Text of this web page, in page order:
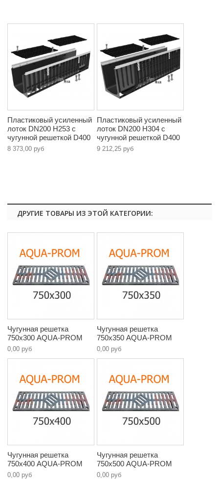
Пластиковый усиленный
лоток DN200 H253 с
чугунной решеткой D400
8 373,00 руб
Пластиковый усиленный
лоток DN200 H304 с
чугунной решеткой D400
9 212,25 руб
ДРУГИЕ ТОВАРЫ ИЗ ЭТОЙ КАТЕГОРИИ:
Чугунная решетка
750х300 AQUA-PROM
0,00 руб
Чугунная решетка
750х350 AQUA-PROM
0,00 руб
Чугунная решетка
750х400 AQUA-PROM
0,00 руб
Чугунная решетка
750х500 AQUA-PROM
0,00 руб